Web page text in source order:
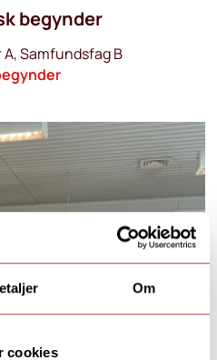
Om
cookies
begynder
A, Samfundsfag B